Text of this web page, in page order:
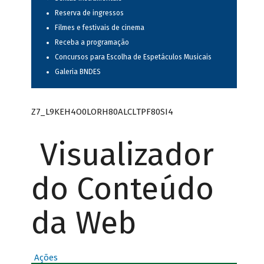
Reserva de ingressos
Filmes e festivais de cinema
Receba a programação
Concursos para Escolha de Espetáculos Musicais
Galeria BNDES
Z7_L9KEH4O0LORH80ALCLTPF80SI4
Visualizador
do Conteúdo
da Web
Ações